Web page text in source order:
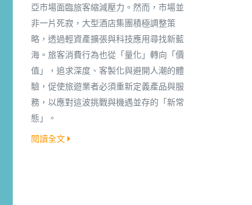
亞市場面臨旅客縮減壓力。然而，市場並
非一片死寂，大型酒店集團積極調整策
略，透過輕資產擴張與科技應用尋找新藍
海。旅客消費行為也從「量化」轉向「價
值」，追求深度、客製化與避開人潮的體
驗，促使旅遊業者必須重新定義產品與服
務，以應對這波挑戰與機遇並存的「新常
態」。
閱讀全文